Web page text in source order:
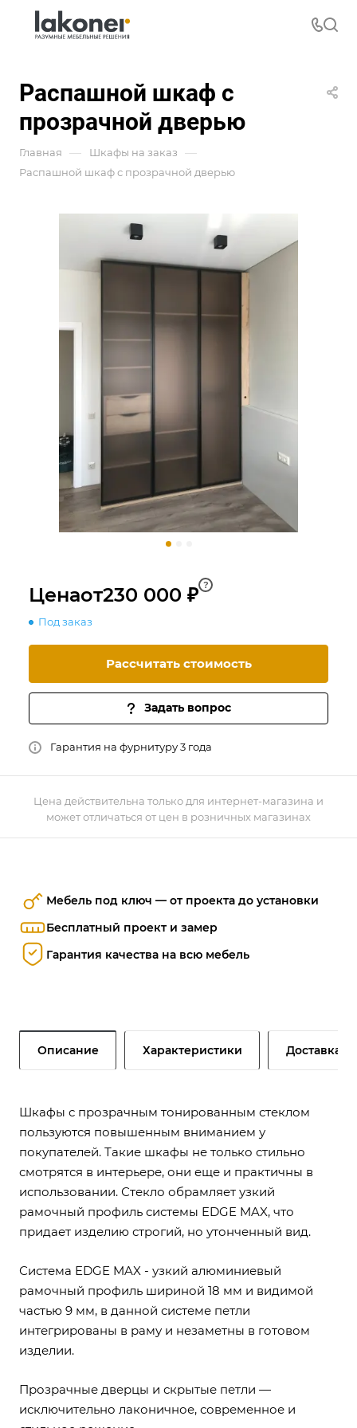
Распашной шкаф с
прозрачной дверью
Главная — Шкафы на заказ —
Распашной шкаф с прозрачной дверью
Мебель под ключ — от проекта до установки
Бесплатный проект и замер
Гарантия качества на всю мебель
Цена действительна только для интернет-магазина и
может отличаться от цен в розничных магазинах
Ценаот230 000 ₽ ?
Под заказ
Рассчитать стоимость
Задать вопрос
Гарантия на фурнитуру 3 года
Описание Характеристики Доставка и
Шкафы с прозрачным тонированным стеклом
пользуются повышенным вниманием у
покупателей. Такие шкафы не только стильно
смотрятся в интерьере, они еще и практичны в
использовании. Стекло обрамляет узкий
рамочный профиль системы EDGE MAX, что
придает изделию строгий, но утонченный вид.
Система EDGE MAX - узкий алюминиевый
рамочный профиль шириной 18 мм и видимой
частью 9 мм, в данной системе петли
интегрированы в раму и незаметны в готовом
изделии.
Прозрачные дверцы и скрытые петли —
исключительно лаконичное, современное и